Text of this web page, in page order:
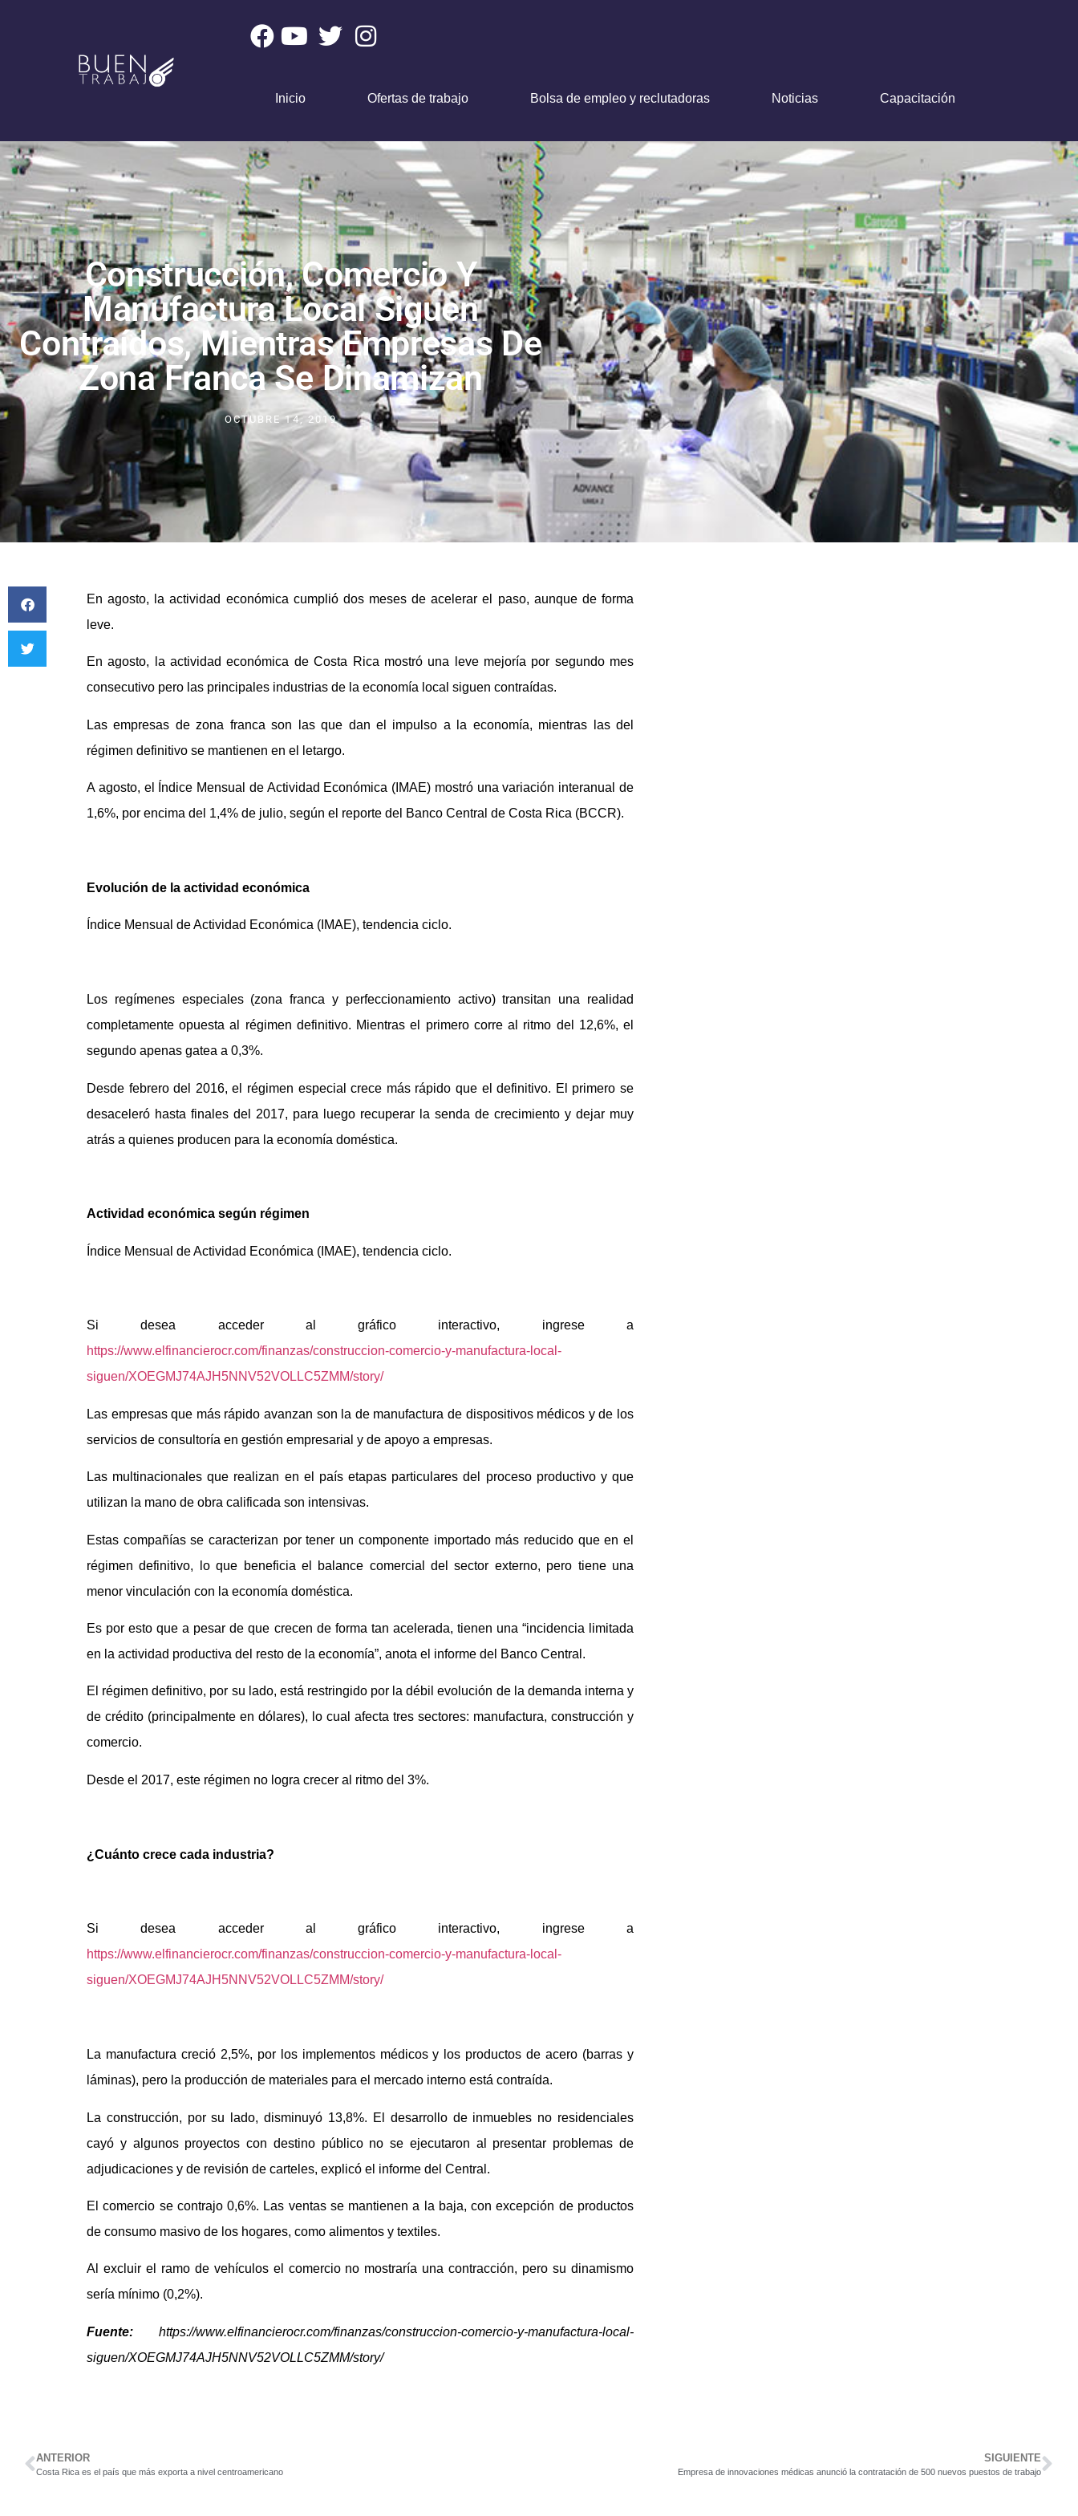
Inicio Ofertas de trabajo Bolsa de empleo y reclutadoras Noticias Capacitación
Construcción, Comercio Y
Manufactura Local Siguen
Contraídos, Mientras Empresas De
Zona Franca Se Dinamizan
OCTUBRE 14, 2019
En agosto, la actividad económica cumplió dos meses de acelerar el paso, aunque de forma
leve.
En agosto, la actividad económica de Costa Rica mostró una leve mejoría por segundo mes
consecutivo pero las principales industrias de la economía local siguen contraídas.
Las empresas de zona franca son las que dan el impulso a la economía, mientras las del
régimen definitivo se mantienen en el letargo.
A agosto, el Índice Mensual de Actividad Económica (IMAE) mostró una variación interanual de
1,6%, por encima del 1,4% de julio, según el reporte del Banco Central de Costa Rica (BCCR).
Evolución de la actividad económica
Índice Mensual de Actividad Económica (IMAE), tendencia ciclo.
Los regímenes especiales (zona franca y perfeccionamiento activo) transitan una realidad
completamente opuesta al régimen definitivo. Mientras el primero corre al ritmo del 12,6%, el
segundo apenas gatea a 0,3%.
Desde febrero del 2016, el régimen especial crece más rápido que el definitivo. El primero se
desaceleró hasta finales del 2017, para luego recuperar la senda de crecimiento y dejar muy
atrás a quienes producen para la economía doméstica.
Actividad económica según régimen
Índice Mensual de Actividad Económica (IMAE), tendencia ciclo.
Si desea acceder al gráfico interactivo, ingrese a
https://www.elfinancierocr.com/finanzas/construccion-comercio-y-manufactura-local-
siguen/XOEGMJ74AJH5NNV52VOLLC5ZMM/story/
Las empresas que más rápido avanzan son la de manufactura de dispositivos médicos y de los
servicios de consultoría en gestión empresarial y de apoyo a empresas.
Las multinacionales que realizan en el país etapas particulares del proceso productivo y que
utilizan la mano de obra calificada son intensivas.
Estas compañías se caracterizan por tener un componente importado más reducido que en el
régimen definitivo, lo que beneficia el balance comercial del sector externo, pero tiene una
menor vinculación con la economía doméstica.
Es por esto que a pesar de que crecen de forma tan acelerada, tienen una “incidencia limitada
en la actividad productiva del resto de la economía”, anota el informe del Banco Central.
El régimen definitivo, por su lado, está restringido por la débil evolución de la demanda interna y
de crédito (principalmente en dólares), lo cual afecta tres sectores: manufactura, construcción y
comercio.
Desde el 2017, este régimen no logra crecer al ritmo del 3%.
¿Cuánto crece cada industria?
Si desea acceder al gráfico interactivo, ingrese a
https://www.elfinancierocr.com/finanzas/construccion-comercio-y-manufactura-local-
siguen/XOEGMJ74AJH5NNV52VOLLC5ZMM/story/
La manufactura creció 2,5%, por los implementos médicos y los productos de acero (barras y
láminas), pero la producción de materiales para el mercado interno está contraída.
La construcción, por su lado, disminuyó 13,8%. El desarrollo de inmuebles no residenciales
cayó y algunos proyectos con destino público no se ejecutaron al presentar problemas de
adjudicaciones y de revisión de carteles, explicó el informe del Central.
El comercio se contrajo 0,6%. Las ventas se mantienen a la baja, con excepción de productos
de consumo masivo de los hogares, como alimentos y textiles.
Al excluir el ramo de vehículos el comercio no mostraría una contracción, pero su dinamismo
sería mínimo (0,2%).
Fuente: https://www.elfinancierocr.com/finanzas/construccion-comercio-y-manufactura-local-
siguen/XOEGMJ74AJH5NNV52VOLLC5ZMM/story/
ANTERIOR
Costa Rica es el país que más exporta a nivel centroamericano
SIGUIENTE
Empresa de innovaciones médicas anunció la contratación de 500 nuevos puestos de trabajo